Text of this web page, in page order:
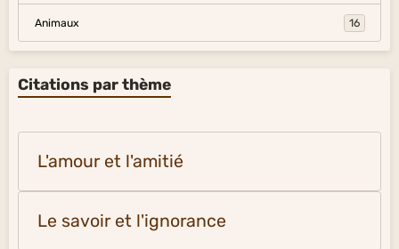
Animaux 16
Citations par thème
L'amour et l'amitié
Le savoir et l'ignorance